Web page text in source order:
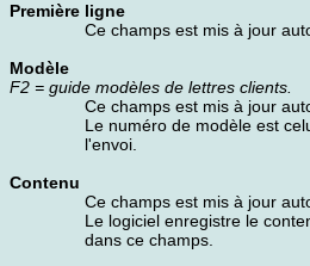
Première ligne
Ce champs est mis à jour
Modèle
F2 = guide modèles de lettres clients.
Ce champs est mis à jour
Le numéro de modèle est
l'envoi.
Contenu
Ce champs est mis à jour
Le logiciel enregistre le
dans ce champs.